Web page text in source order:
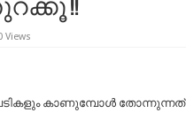
!!
Views
കാണുമ്പോൾ തോന്നുന്നത്